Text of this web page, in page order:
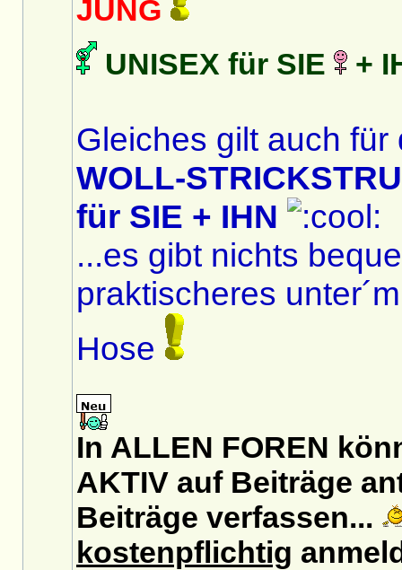
JUNG
UNISEX für SIE
+
Gleiches gilt auch
WOLL-
für SIE + IHN
...es gibt nichts
praktischeres
Hose
In ALLEN FOREN
AKTIV auf Beiträge
Beiträge verfassen...
kostenpflichtig